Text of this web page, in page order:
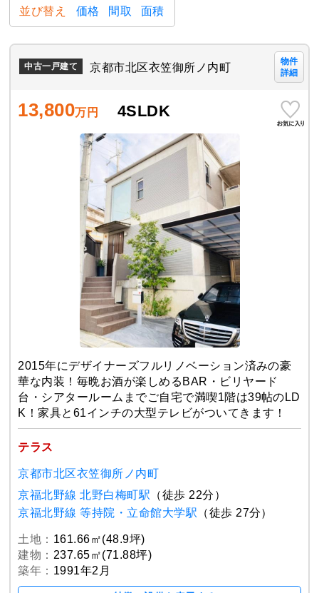
並び替え 価格 間取 面積
中古一戸建て 京都市北区衣笠御所ノ内町
物件
詳細
13,800万円 4SLDK
2015年にデザイナーズフルリノベーション済みの豪
華な内装！毎晩お酒が楽しめるBAR・ビリヤード
台・シアタールームまでご自宅で満喫1階は39帖のLD
K！家具と61インチの大型テレビがついてきます！
テラス
京都市北区衣笠御所ノ内町
京福北野線 北野白梅町駅 （徒歩 22分）
京福北野線 等持院・立命館大学駅 （徒歩 27分）
土地： 161.66㎡(48.9坪)
建物： 237.65㎡(71.88坪)
築年： 1991年2月